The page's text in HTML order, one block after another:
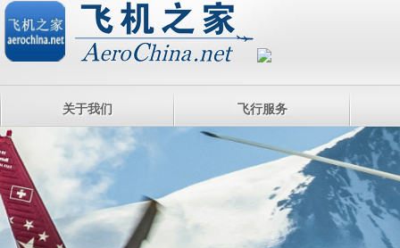
关于我们 飞行服务